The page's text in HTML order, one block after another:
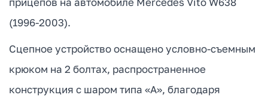
(1996-2003).
Сцепное устройство оснащено условно-съемным
крюком на 2 болтах, распространенное
конструкция с шаром типа «А», благодаря